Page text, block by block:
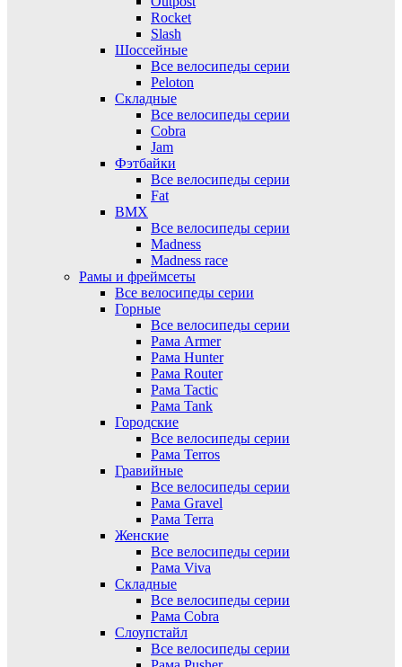
Rocket
Slash
Шоссейные
Все велосипеды серии
Peloton
Складные
Все велосипеды серии
Cobra
Jam
Фэтбайки
Все велосипеды серии
Fat
BMX
Все велосипеды серии
Madness
Madness race
Рамы и фреймсеты
Все велосипеды серии
Горные
Все велосипеды серии
Рама Armer
Рама Hunter
Рама Router
Рама Tactic
Рама Tank
Городские
Все велосипеды серии
Рама Terros
Гравийные
Все велосипеды серии
Рама Gravel
Рама Terra
Женские
Все велосипеды серии
Рама Viva
Складные
Все велосипеды серии
Рама Cobra
Слоупстайл
Все велосипеды серии